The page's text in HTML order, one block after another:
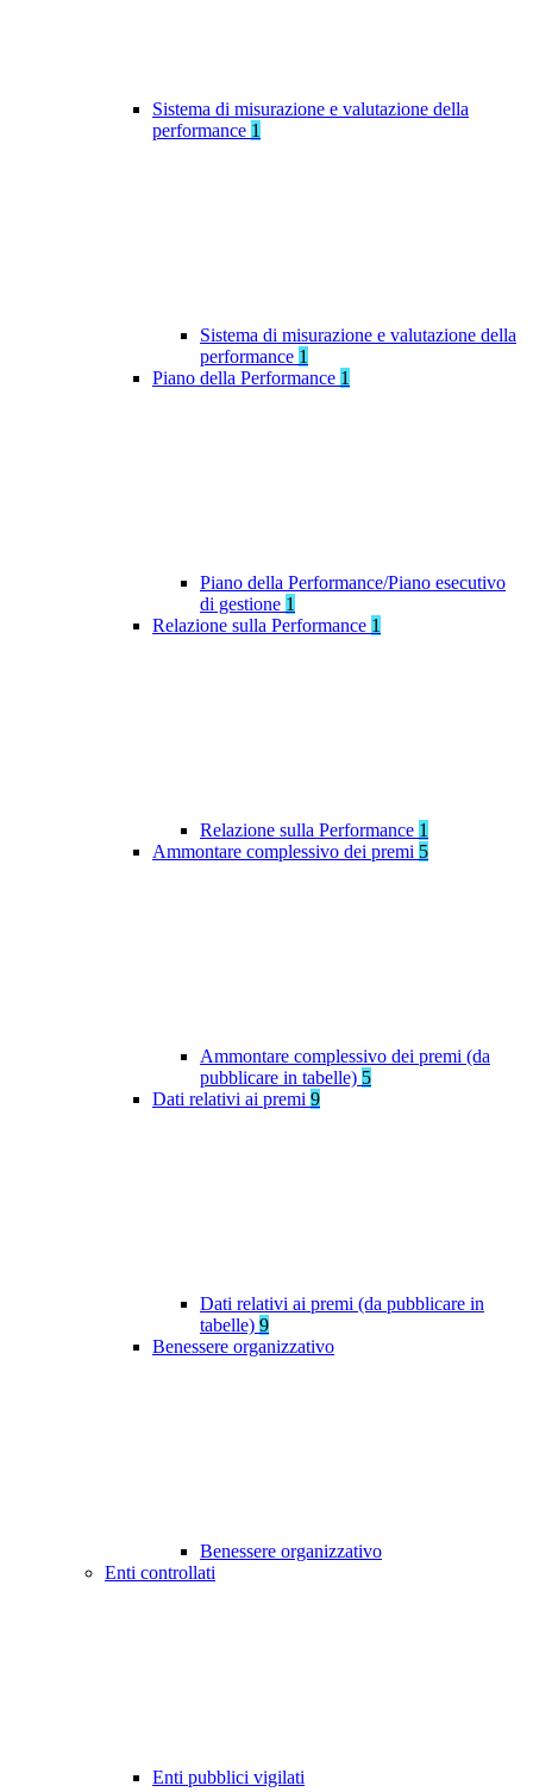
Sistema di misurazione e valutazione della
performance 1
Sistema di misurazione e valutazione della
performance 1
Piano della Performance 1
Piano della Performance/Piano esecutivo
di gestione 1
Relazione sulla Performance 1
Relazione sulla Performance 1
Ammontare complessivo dei premi 5
Ammontare complessivo dei premi (da
pubblicare in tabelle) 5
Dati relativi ai premi 9
Dati relativi ai premi (da pubblicare in
tabelle) 9
Benessere organizzativo
Benessere organizzativo
Enti controllati
Enti pubblici vigilati